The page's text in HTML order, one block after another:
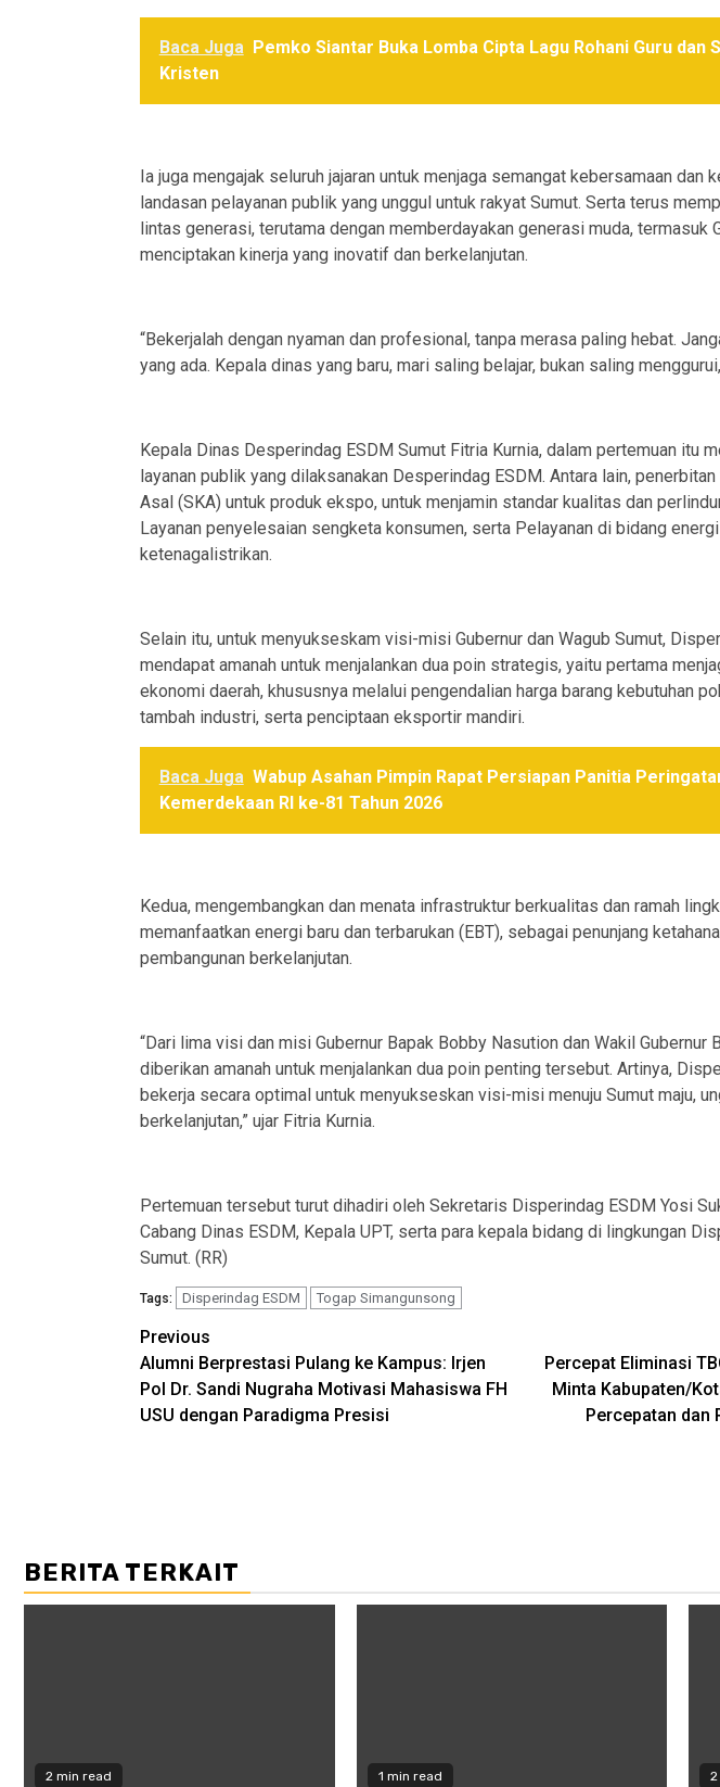
Baca Juga Pemko Siantar Buka Lomba Cipta Lagu Rohani Guru dan
Kristen
Ia juga mengajak seluruh jajaran untuk menjaga semangat kebersamaan dan
landasan pelayanan publik yang unggul untuk rakyat Sumut. Serta terus
lintas generasi, terutama dengan memberdayakan generasi muda, termasuk
menciptakan kinerja yang inovatif dan berkelanjutan.
“Bekerjalah dengan nyaman dan profesional, tanpa merasa paling hebat.
yang ada. Kepala dinas yang baru, mari saling belajar, bukan saling
Kepala Dinas Desperindag ESDM Sumut Fitria Kurnia, dalam pertemuan itu
layanan publik yang dilaksanakan Desperindag ESDM. Antara lain,
Asal (SKA) untuk produk ekspo, untuk menjamin standar kualitas dan
Layanan penyelesaian sengketa konsumen, serta Pelayanan di bidang
ketenagalistrikan.
Selain itu, untuk menyukseskam visi-misi Gubernur dan Wagub Sumut,
mendapat amanah untuk menjalankan dua poin strategis, yaitu pertama
ekonomi daerah, khususnya melalui pengendalian harga barang kebutuhan
tambah industri, serta penciptaan eksportir mandiri.
Baca Juga Wabup Asahan Pimpin Rapat Persiapan Panitia
Kemerdekaan RI ke-81 Tahun 2026
Kedua, mengembangkan dan menata infrastruktur berkualitas dan ramah
memanfaatkan energi baru dan terbarukan (EBT), sebagai penunjang
pembangunan berkelanjutan.
“Dari lima visi dan misi Gubernur Bapak Bobby Nasution dan Wakil Gubernur
diberikan amanah untuk menjalankan dua poin penting tersebut. Artinya,
bekerja secara optimal untuk menyukseskan visi-misi menuju Sumut maju,
berkelanjutan,” ujar Fitria Kurnia.
Pertemuan tersebut turut dihadiri oleh Sekretaris Disperindag ESDM Yosi
Cabang Dinas ESDM, Kepala UPT, serta para kepala bidang di lingkungan
Sumut. (RR)
Tags: Disperindag ESDM Togap Simangunsong
Post
navigation
Previous
Alumni Berprestasi Pulang ke Kampus: Irjen
Pol Dr. Sandi Nugraha Motivasi Mahasiswa FH
USU dengan Paradigma Presisi
Percepat Eliminasi
Minta Kabupaten/
Percepatan dan
BERITA TERKAIT
2 min read 1 min read